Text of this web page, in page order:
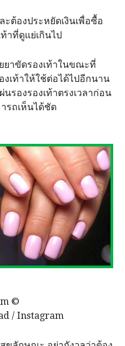
ต้องประหยัดเงินเพื่อซื้อ
าที่ดูแย่เกินไป
ยาขัดรองเท้าในขณะที่
งเท้าให้ใช้ต่อได้ไปอีกนาน
รองรองเท้าตรงเวลาก่อน
รถเห็นได้ชัด
©
/ Instagram